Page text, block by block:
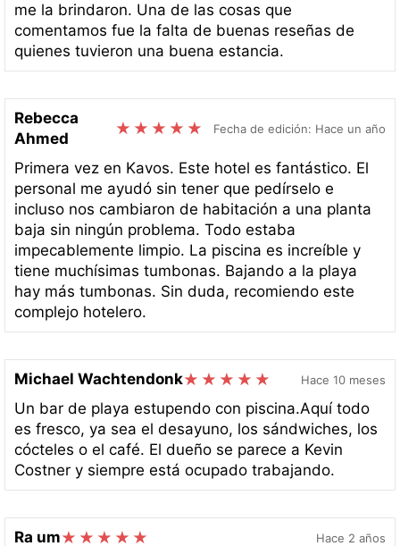
me la brindaron. Una de las cosas que
comentamos fue la falta de buenas reseñas de
quienes tuvieron una buena estancia.
Rebecca
Ahmed
Fecha de edición: Hace un año
Primera vez en Kavos. Este hotel es fantástico. El
personal me ayudó sin tener que pedírselo e
incluso nos cambiaron de habitación a una planta
baja sin ningún problema. Todo estaba
impecablemente limpio. La piscina es increíble y
tiene muchísimas tumbonas. Bajando a la playa
hay más tumbonas. Sin duda, recomiendo este
complejo hotelero.
Michael Wachtendonk Hace 10 meses
Un bar de playa estupendo con piscina.Aquí todo
es fresco, ya sea el desayuno, los sándwiches, los
cócteles o el café. El dueño se parece a Kevin
Costner y siempre está ocupado trabajando.
Ra um Hace 2 años